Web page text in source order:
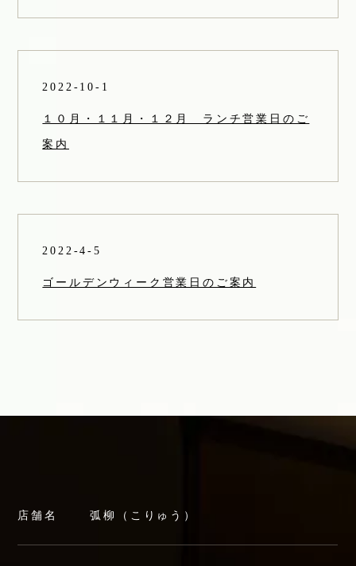
2022-10-1
１０月・１１月・１２月 ランチ営業日のご
案内
2022-4-5
ゴールデンウィーク営業日のご案内
店舗名 弧柳（こりゅう）